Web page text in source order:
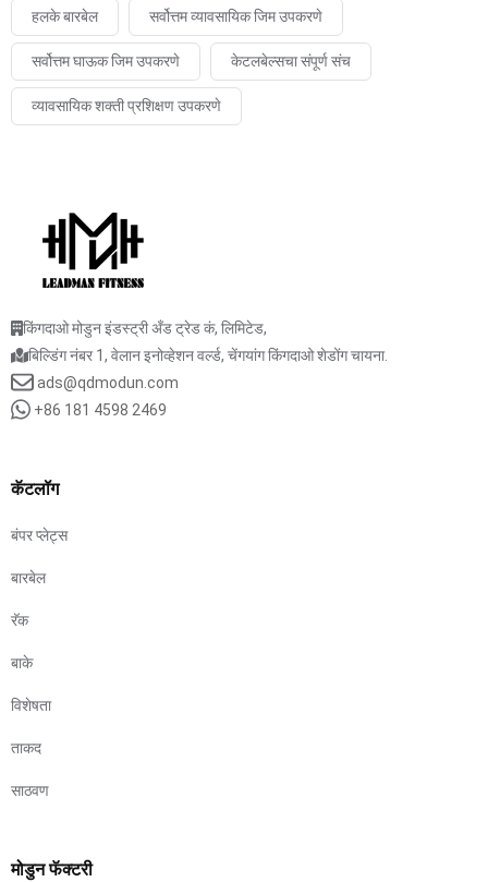
हलके बारबेल सर्वोत्तम व्यावसायिक जिम उपकरणे
सर्वोत्तम घाऊक जिम उपकरणे केटलबेल्सचा संपूर्ण संच
व्यावसायिक शक्ती प्रशिक्षण उपकरणे
किंगदाओ मोडुन इंडस्ट्री अँड ट्रेड कं, लिमिटेड,
बिल्डिंग नंबर 1, वेलान इनोव्हेशन वर्ल्ड, चेंगयांग किंगदाओ शेडोंग चायना.
ads@qdmodun.com
+86 181 4598 2469
कॅटलॉग
बंपर प्लेट्स
बारबेल
रॅक
बाके
विशेषता
ताकद
साठवण
मोडुन फॅक्टरी